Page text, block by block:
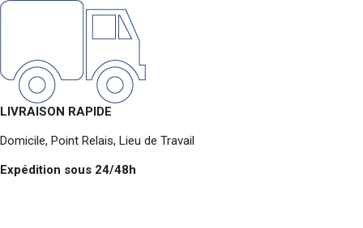
LIVRAISON RAPIDE
Domicile, Point Relais, Lieu de Travail
Expédition sous 24/48h